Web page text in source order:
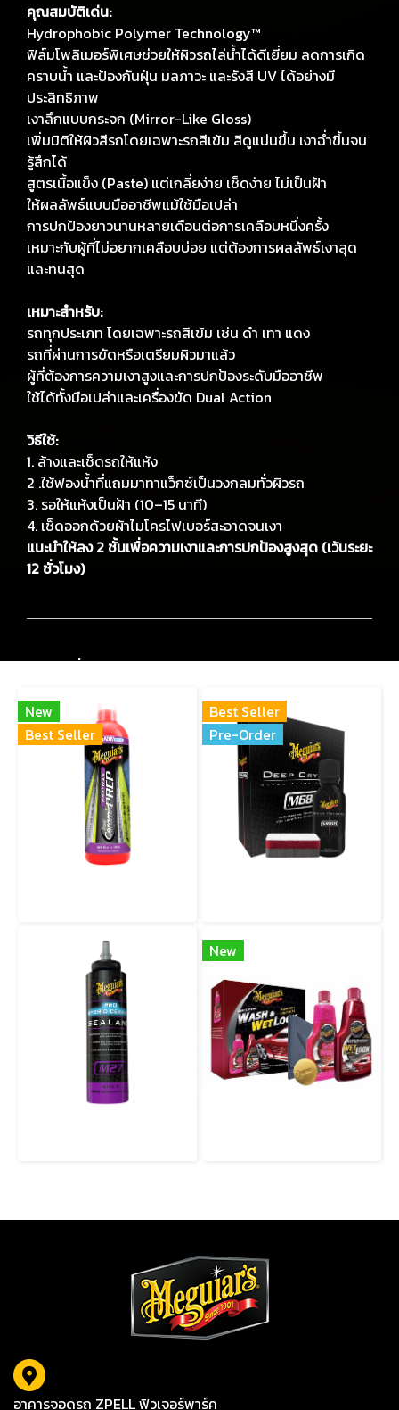
คุณสมบัติเด่น:
Hydrophobic Polymer Technology™
ฟิล์มโพลิเมอร์พิเศษช่วยให้ผิวรถไล่น้ำได้ดีเยี่ยม ลดการเกิด
คราบน้ำ และป้องกันฝุ่น มลภาวะ และรังสี UV ได้อย่างมี
ประสิทธิภาพ
เงาลึกแบบกระจก (Mirror-Like Gloss)
เพิ่มมิติให้ผิวสีรถโดยเฉพาะรถสีเข้ม สีดูแน่นขึ้น เงาฉ่ำขึ้นจน
รู้สึกได้
สูตรเนื้อแข็ง (Paste) แต่เกลี่ยง่าย เช็ดง่าย ไม่เป็นฝ้า
ให้ผลลัพธ์แบบมืออาชีพแม้ใช้มือเปล่า
การปกป้องยาวนานหลายเดือนต่อการเคลือบหนึ่งครั้ง
เหมาะกับผู้ที่ไม่อยากเคลือบบ่อย แต่ต้องการผลลัพธ์เงาสุด
และทนสุด
เหมาะสำหรับ:
รถทุกประเภท โดยเฉพาะรถสีเข้ม เช่น ดำ เทา แดง
รถที่ผ่านการขัดหรือเตรียมผิวมาแล้ว
ผู้ที่ต้องการความเงาสูงและการปกป้องระดับมืออาชีพ
ใช้ได้ทั้งมือเปล่าและเครื่องขัด Dual Action
วิธีใช้:
1. ล้างและเช็ดรถให้แห้ง
2 .ใช้ฟองน้ำที่แถมมาทาแว็กซ์เป็นวงกลมทั่วผิวรถ
3. รอให้แห้งเป็นฝ้า (10–15 นาที)
4. เช็ดออกด้วยผ้าไมโครไฟเบอร์สะอาดจนเงา
แนะนำให้ลง 2 ชั้นเพื่อความเงาและการปกป้องสูงสุด (เว้นระยะ
12 ชั่วโมง)
สินค้าเกี่ยวข้อง
New
Best Seller
Best Seller
Pre-Order
New
อาคารจอดรถ ZPELL ฟิวเจอร์พาร์ค